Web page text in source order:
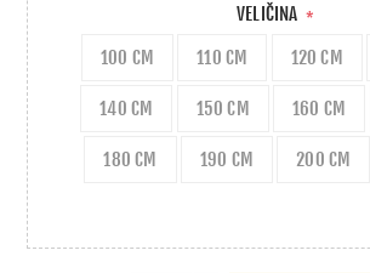
VELIČINA *
100 CM 110 CM 120 CM
140 CM 150 CM 160 CM
180 CM 190 CM 200 CM